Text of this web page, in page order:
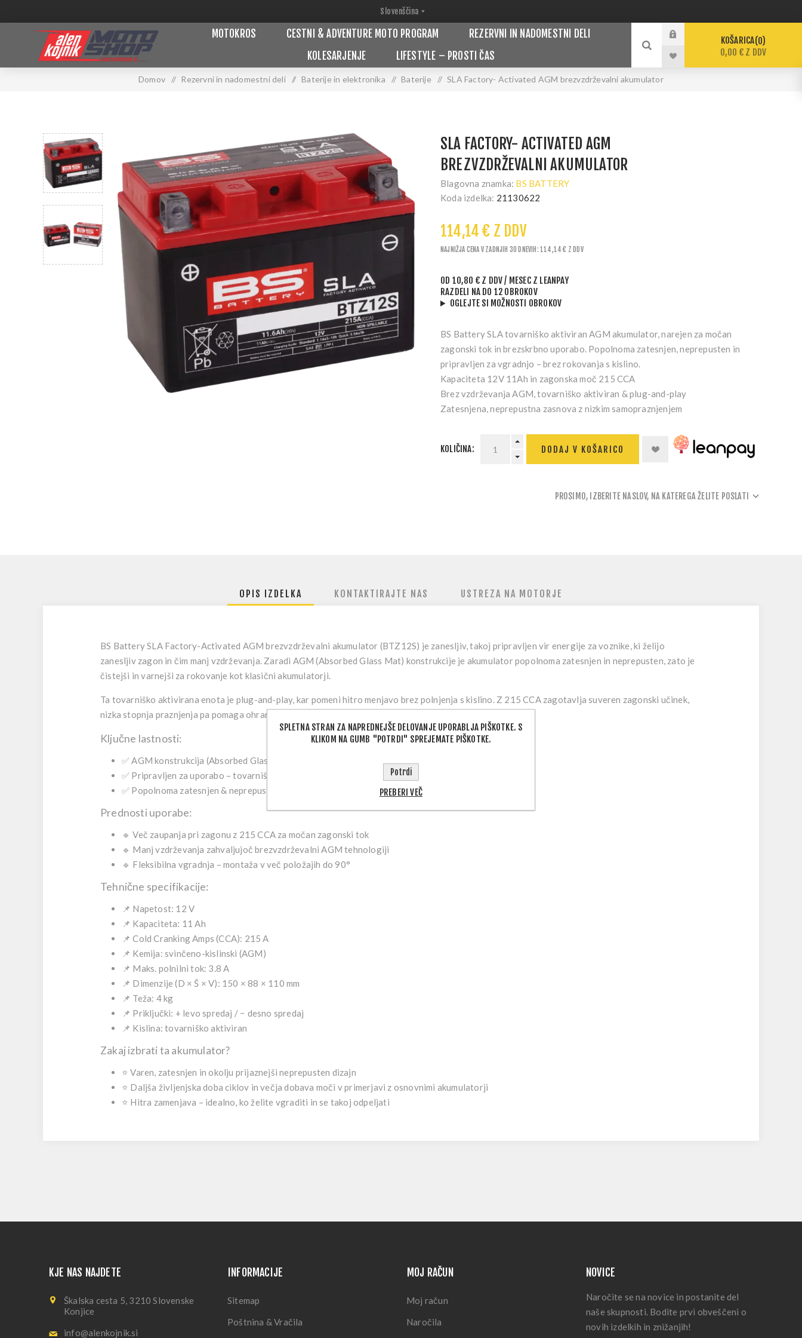
MOTOKROS CESTNI & ADVENTURE MOTO PROGRAM
REZERVNI IN NADOMESTNI DELI
KOLESARJENJE
LIFESTYLE – PROSTI ČAS
KOŠARICA 0
0,00 € Z DDV
Domov / Rezervni in nadomestni deli / Baterije in elektronika / Baterije / SLA Factory- Activated AGM brezvzdrževalni akumulator
SLA FACTORY- ACTIVATED AGM
BREZVZDRŽEVALNI AKUMULATOR
Blagovna znamka: BS BATTERY
Koda izdelka: 21130622
114,14 € Z DDV
NAJNIŽJA CENA V ZADNJIH 30 DNEVIH: 114,14 € Z DDV
OD 10,80 € Z DDV/ MESEC Z LEANPAY
RAZDELI NA DO 12 OBROKOV
OGLEJTE SI MOŽNOSTI OBROKOV
BS Battery SLA tovarniško aktiviran AGM akumulator, narejen za močan
zagonski tok in brezskrbno uporabo. Popolnoma zatesnjen, neprepusten in
pripravljen za vgradnjo – brez rokovanja s kislino.
Kapaciteta 12V 11Ah in zagonska moč 215 CCA
Brez vzdrževanja AGM, tovarniško aktiviran & plug-and-play
Zatesnjena, neprepustna zasnova z nizkim samopraznjenjem
KOLIČINA: DODAJ V KOŠARICO
PROSIMO, IZBERITE NASLOV, NA KATEREGA ŽELITE POSLATI
OPIS IZDELKA KONTAKTIRAJTE NAS USTREZA NA MOTORJE
BS Battery SLA Factory-Activated AGM brezvzdrževalni akumulator (BTZ12S) je zanesljiv, takoj pripravljen vir energije za voznike, ki želijo
zanesljiv zagon in čim manj vzdrževanja. Zaradi AGM (Absorbed Glass Mat) konstrukcije je akumulator popolnoma zatesnjen in neprepusten, zato je
čistejši in varnejši za rokovanje kot klasični akumulatorji.
Ta tovarniško aktivirana enota je plug-and-play, kar pomeni hitro menjavo brez polnjenja s kislino. Z 215 CCAzagotavlja suveren zagonski učinek,
nizka stopnja praznjenja pa pomaga ohranjati energijo tudi, ko motor dlje časa stoji med vožnjami.
Ključne lastnosti:
✅AGM konstrukcija (Absorbed Glass Material) za zanesljivo delovanje
✅ Pripravljen za uporabo – tovarniško aktiviran, plug-and-play montaža
✅ Popolnoma zatesnjen & neprepusten – brez rokovanja s kislino, čistejša uporaba
Prednosti uporabe:
🔹Več zaupanja pri zagonu z 215 CCA za močan zagonski tok
🔹 Manj vzdrževanja zahvaljujoč brezvzdrževalni AGM tehnologiji
🔹 Fleksibilna vgradnja – montaža v več položajih do 90°
Tehnične specifikacije:
📌 Napetost: 12 V
📌 Kapaciteta: 11 Ah
📌 Cold Cranking Amps (CCA): 215 A
📌 Kemija: svinčeno-kislinski (AGM)
📌 Maks. polnilni tok: 3.8 A
📌 Dimenzije (D × Š × V): 150 × 88 × 110 mm
📌 Teža: 4 kg
📌 Priključki: + levo spredaj / − desno spredaj
📌 Kislina:tovarniško aktiviran
Zakaj izbrati ta akumulator?
⭐Varen, zatesnjen in okolju prijaznejši neprepusten dizajn
⭐ Daljša življenjska doba ciklov in večja dobava moči v primerjavi z osnovnimi akumulatorji
⭐ Hitra zamenjava – idealno, ko želite vgraditi in se takoj odpeljati
KJE NAS NAJDETE
Škalska cesta 5, 3210 Slovenske
Konjice
info@alenkojnik.si
INFORMACIJE
Sitemap
Poštnina & Vračila
MOJ RAČUN
Moj račun
Naročila
NOVICE
Naročite se na novice in postanite del
naše skupnosti. Bodite prvi obveščeni o
novih izdelkih in znižanjih!
SPLETNA STRAN ZA NAPREDNEJŠE DELOVANJE UPORABLJA PIŠKOTKE. S
KLIKOM NA GUMB "POTRDI" SPREJEMATE PIŠKOTKE.
Potrdi
PREBERI VEČ